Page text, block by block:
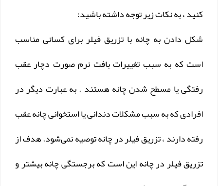
کنید ، به نکات زیر توجه داشته باشید:
شکل دادن به چانه با تزریق فیلر برای کسانی مناسب
است که به سبب تغییرات بافت نرم صورت دچار عقب
رفتگی یا مسطح شدن چانه هستند . به عبارت دیگر در
افرادی که به سبب مشکلات دندانی یا استخوانی چانه عقب
رفته دارند ، تزریق فیلر در چانه توصیه نمی‌شود. هدف از
تزریق فیلر در چانه این است که برجستگی چانه بیشتر و